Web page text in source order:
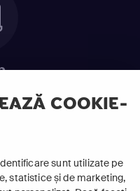
COOKIE-
sunt utilizate pe
statistice și de marketing,